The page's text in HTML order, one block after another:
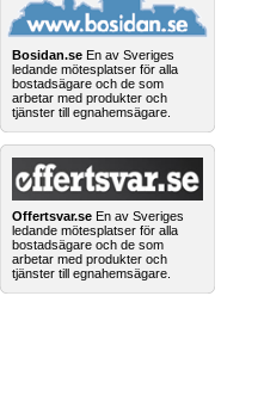
Bosidan.se En av Sveriges
ledande mötesplatser för alla
bostadsägare och de som
arbetar med produkter och
tjänster till egnahemsägare.
Offertsvar.se En av Sveriges
ledande mötesplatser för alla
bostadsägare och de som
arbetar med produkter och
tjänster till egnahemsägare.